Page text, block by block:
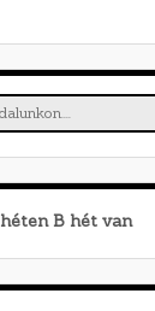
Bhét van